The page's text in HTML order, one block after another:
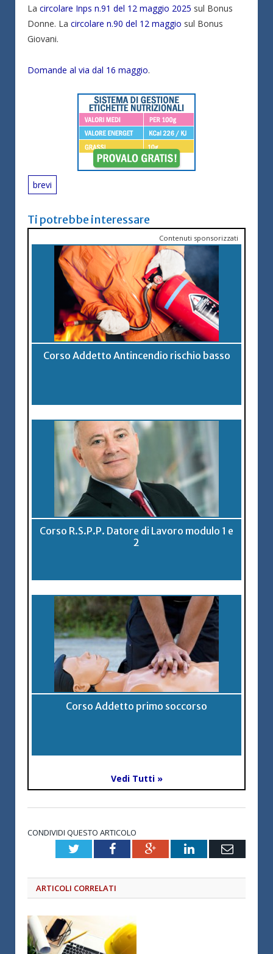
La circolare Inps n.91 del 12 maggio 2025 sul Bonus
Donne. La circolare n.90 del 12 maggio sul Bonus
Giovani.
Domande al via dal 16 maggio.
brevi
Ti potrebbe interessare
Contenuti sponsorizzati
Corso Addetto Antincendio rischio basso
Corso R.S.P.P. Datore di Lavoro modulo 1 e
2
Corso Addetto primo soccorso
Vedi Tutti »
CONDIVIDI QUESTO ARTICOLO
TwitterFacebookGoogle+LinkedInEmail
ARTICOLI CORRELATI